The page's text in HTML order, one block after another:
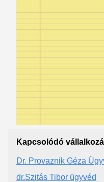
Kapcsolódó
Dr. Provaznik Géza
dr.Szitás Tibor ügyvéd